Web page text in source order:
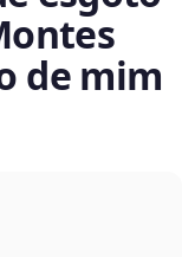
de mim